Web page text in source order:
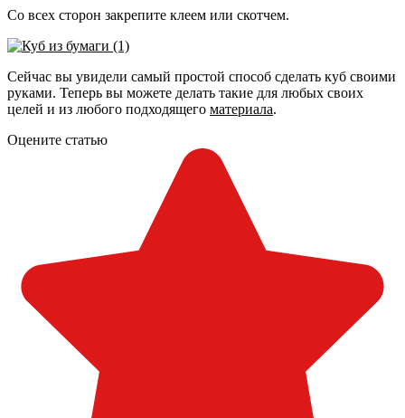
Со всех сторон закрепите клеем или скотчем.
Сейчас вы увидели самый простой способ сделать куб своими
руками. Теперь вы можете делать такие для любых своих
целей и из любого подходящего материала.
Оцените статью